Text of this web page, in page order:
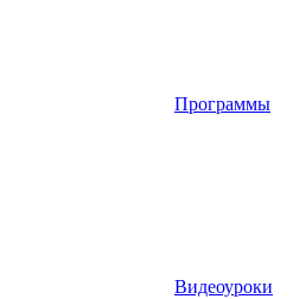
Программы
Видеоуроки